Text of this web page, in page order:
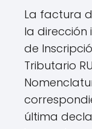
La factura
la
de
Tributario
última